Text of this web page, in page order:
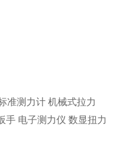
准测力计 机械式拉力
手 电子测力仪 数显扭力